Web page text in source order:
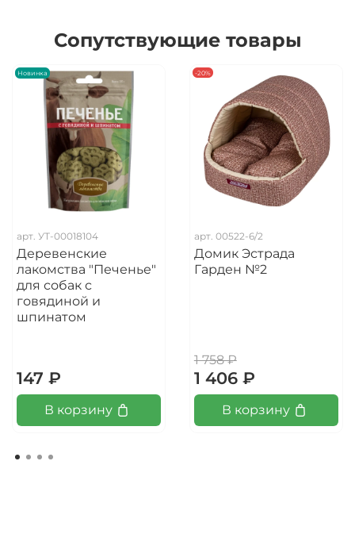
Сопутствующие товары
Новинка
арт. УТ-00018104
Деревенские
лакомства "Печенье"
для собак с
говядиной и
шпинатом
147 ₽
В корзину
-20%
арт. 00522-6/2
Домик Эстрада
Гарден №2
1 758 ₽
1 406 ₽
В корзину